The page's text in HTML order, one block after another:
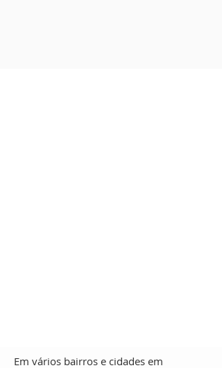
Em vários bairros e cidades em